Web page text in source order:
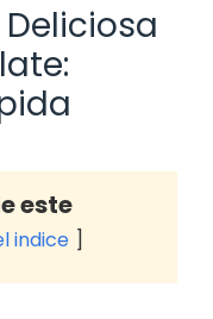
este
indice